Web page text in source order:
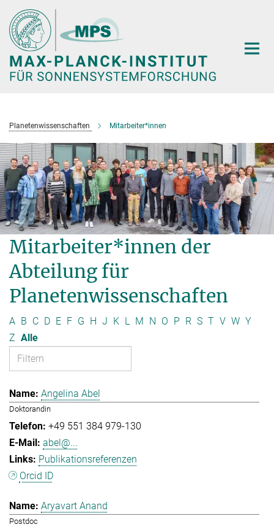
Hauptinhalt
Planetenwissenschaften Mitarbeiter*innen
Mitarbeiter*innen der
Abteilung für
Planetenwissenschaften
A B C D E F G H J K L M N O P R S T V W Y
Z Alle
Angelina Abel
Doktorandin
+49 551 384 979-130
abel@...
Publikationsreferenzen
Orcid ID
Aryavart Anand
Postdoc